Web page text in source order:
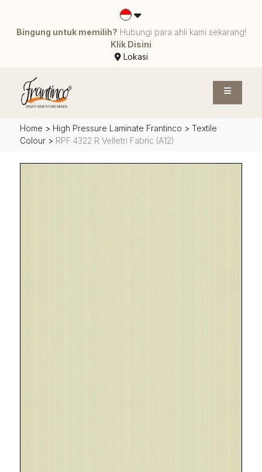
Bingung untuk memilih? Hubungi para ahli kami sekarang!
Klik Disini
Lokasi
Home > High Pressure Laminate Frantinco >Textile
Colour > RPF 4322 R Velletri Fabric (A12)